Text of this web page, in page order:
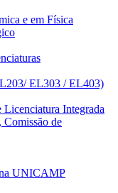
e em Física
EL303 / EL403)
Licenciatura Integrada
Comissão de
na UNICAMP